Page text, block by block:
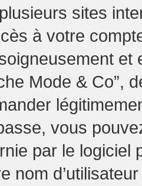
sites
à votre
et
Mode & Co”,
vous
par le
nom